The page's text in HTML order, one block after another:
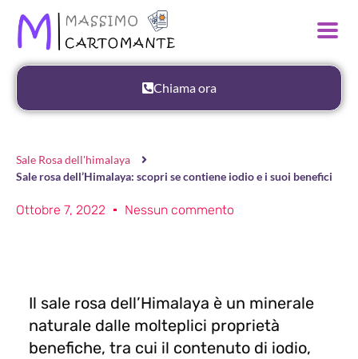
Chiama ora
Sale Rosa dell'himalaya
Sale rosa dell’Himalaya: scopri se contiene iodio e i suoi benefici
Ottobre 7, 2022 Nessun commento
Il sale rosa dell’Himalaya è un minerale
naturale dalle molteplici proprietà
benefiche, tra cui il contenuto di iodio,